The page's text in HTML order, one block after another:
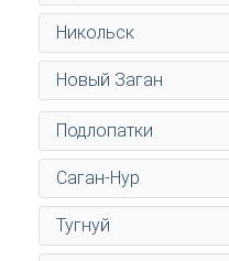
Никольск
Новый Заган
Подлопатки
Саган-Нур
Тугнуй